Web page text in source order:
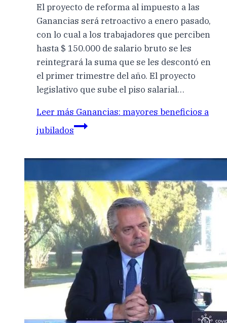
El proyecto de reforma al impuesto a las
Ganancias será retroactivo a enero pasado,
con lo cual a los trabajadores que perciben
hasta $ 150.000 de salario bruto se les
reintegrará la suma que se les descontó en
el primer trimestre del año. El proyecto
legislativo que sube el piso salarial…
Leer más Ganancias: mayores beneficios a
jubilados